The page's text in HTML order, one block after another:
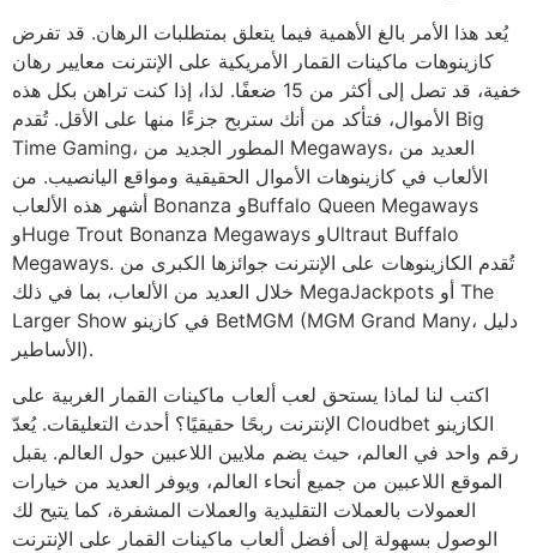
يُعد هذا الأمر بالغ الأهمية فيما يتعلق بمتطلبات الرهان. قد تفرض
كازينوهات ماكينات القمار الأمريكية على الإنترنت معايير رهان
خفية، قد تصل إلى أكثر من 15 ضعفًا. لذا، إذا كنت تراهن بكل هذه
الأموال، فتأكد من أنك ستربح جزءًا منها على الأقل. تُقدم Big
Time Gaming، المطور الجديد من Megaways، العديد من
الألعاب في كازينوهات الأموال الحقيقية ومواقع اليانصيب. من
أشهر هذه الألعاب Bonanza وBuffalo Queen Megaways
وHuge Trout Bonanza Megaways وUltraut Buffalo
Megaways. تُقدم الكازينوهات على الإنترنت جوائزها الكبرى من
خلال العديد من الألعاب، بما في ذلك MegaJackpots أو The
Larger Show في كازينو BetMGM (MGM Grand Many، دليل
الأساطير).
اكتب لنا لماذا يستحق لعب ألعاب ماكينات القمار الغربية على
الإنترنت ربحًا حقيقيًا؟ أحدث التعليقات. يُعدّ Cloudbet الكازينو
رقم واحد في العالم، حيث يضم ملايين اللاعبين حول العالم. يقبل
الموقع اللاعبين من جميع أنحاء العالم، ويوفر العديد من خيارات
العمولات بالعملات التقليدية والعملات المشفرة، كما يتيح لك
الوصول بسهولة إلى أفضل ألعاب ماكينات القمار على الإنترنت